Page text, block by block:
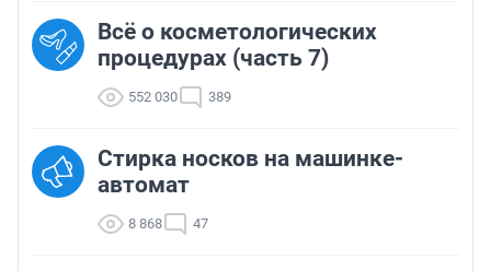
Всё о косметологических
процедурах (часть 7)
552 030 389
Стирка носков на машинке-
автомат
8 868 47